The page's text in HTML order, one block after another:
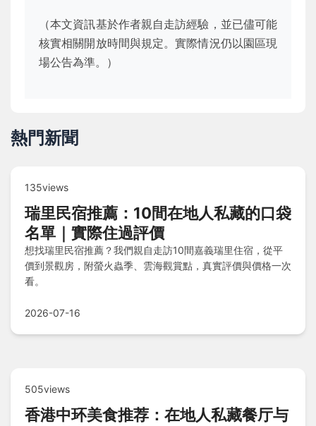
（本文資訊基於作者親自走訪經驗，並已儘可能
核實相關開放時間與規定。實際情況仍以園區現
場公告為準。）
熱門新聞
135views
瑞里民宿推薦：10間在地人私藏的口袋
名單｜實際住過評價
想找瑞里民宿推薦？我們親自走訪10間嘉義瑞里住宿，從平
價到景觀房，附螢火蟲季、雲海觀賞點，真實評價與價格一次
看。
2026-07-16
505views
香港中环美食推荐：在地人私藏餐厅与